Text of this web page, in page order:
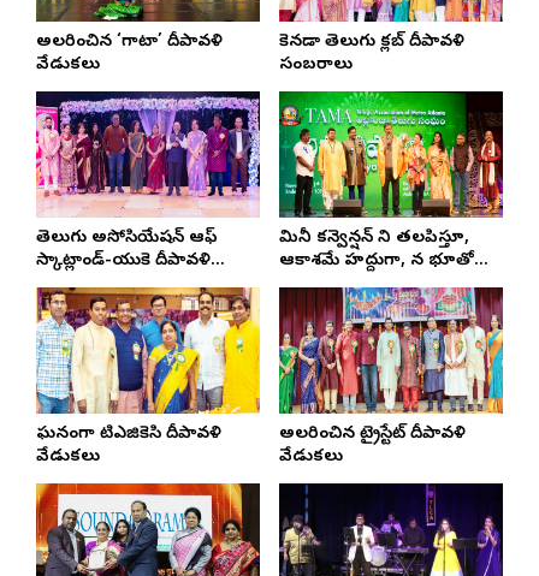
అలరించిన ‘గాటా’ దీపావళి
వేడుకలు
కెనడా తెలుగు క్లబ్‌ దీపావళి
సంబరాలు
తెలుగు అసోసియేషన్ ఆఫ్
స్కాట్లాండ్-యుకె దీపావళి
సంబరాలు
మినీ కన్వెన్షన్ ని తలపిస్తూ,
ఆకాశమే హద్దుగా, న భూతో
అన్నట్టుగా సాగిన తామా దివ్య
దీపావళి
ఘనంగా టిఎజికెసి దీపావళి
వేడుకలు
అలరించిన ట్రైస్టేట్‌ దీపావళి
వేడుకలు